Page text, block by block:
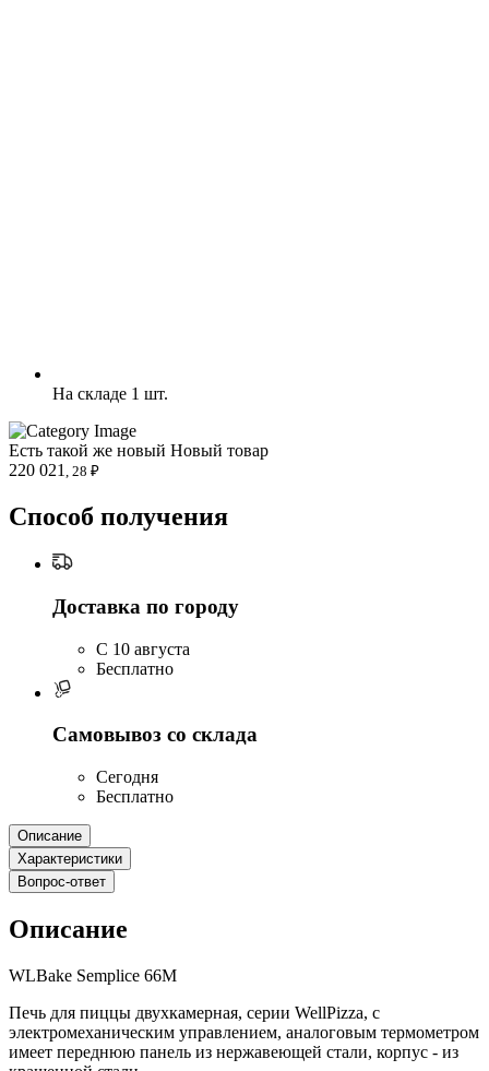
На складе 1 шт.
Есть такой же новый Новый товар
220 021 , 28 ₽
Способ получения
Доставка по городу
C 10 августа
Бесплатно
Самовывоз со склада
Сегодня
Бесплатно
Описание
Характеристики
Вопрос-ответ
Описание
WLBake Semplice 66M
Печь для пиццы двухкамерная, серии WellPizza, c
электромеханическим управлением, аналоговым термометром
имеет переднюю панель из нержавеющей стали, корпус - из